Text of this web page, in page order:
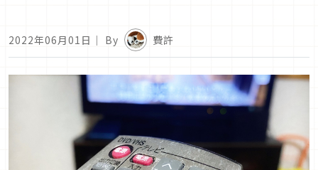
2022年06月01日 ｜ By 費許